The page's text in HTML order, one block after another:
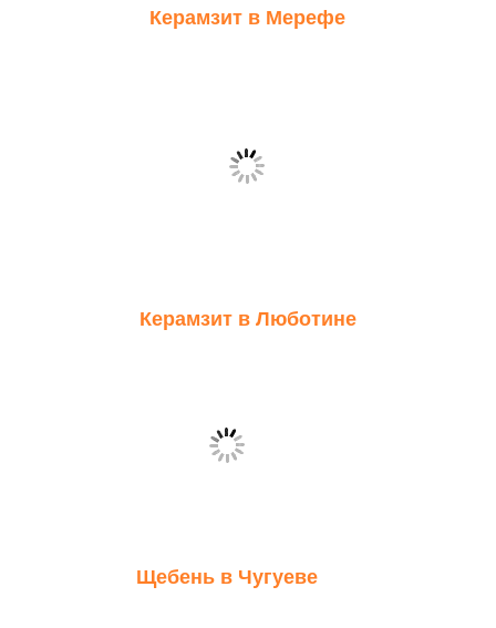
Керамзит в Мерефе
Керамзит в Люботине
Щебень в Чугуеве